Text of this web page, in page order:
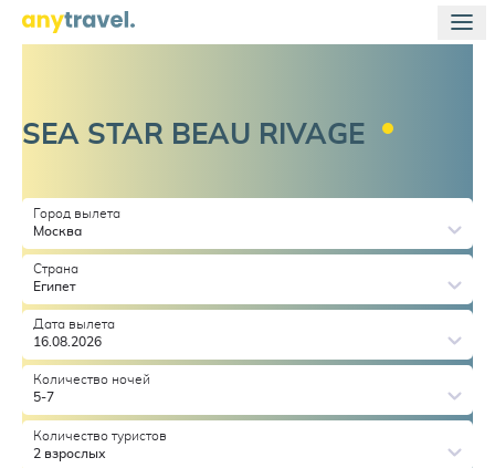
SEA STAR BEAU RIVAGE
Город вылета
Москва
Страна
Египет
Дата вылета
16.08.2026
Количество ночей
5-7
Количество туристов
2 взрослых